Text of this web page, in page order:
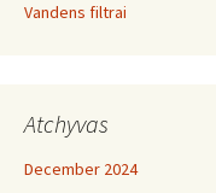
Vandens filtrai
Atchyvas
December 2024